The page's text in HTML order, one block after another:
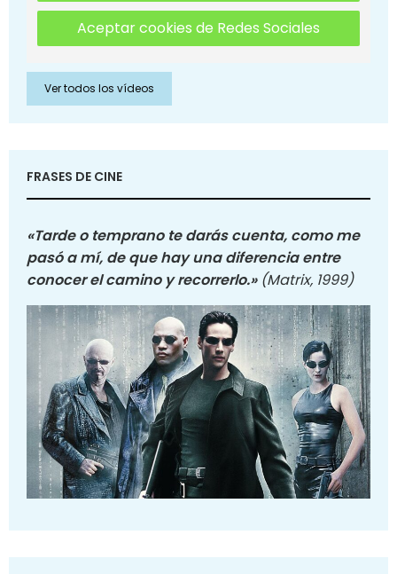
Aceptar cookies de Redes Sociales
Ver todos los vídeos
FRASES DE CINE
«Tarde o temprano te darás cuenta, como me
pasó a mí, de que hay una diferencia entre
conocer el camino y recorrerlo.» (Matrix, 1999)